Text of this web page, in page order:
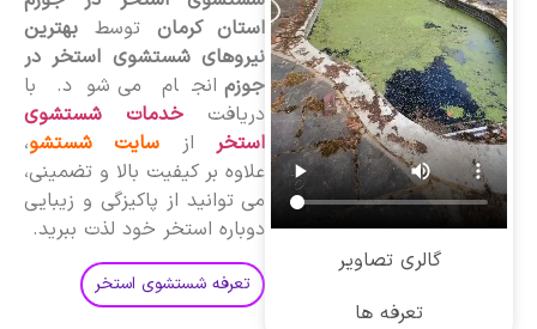
استان کرمانتوسط بهترین
نیروهای شستشوی استخر در
جوزمانجام می شود. با
دریافت
خدمات شستشوی
استخراز سایت شستشو،
علاوه بر کیفیت بالا و تضمینی،
می توانید از پاکیزگی و زیبایی
دوباره استخر خود لذت ببرید.
تعرفه شستشوی استخر
گالری تصاویر
تعرفه ها